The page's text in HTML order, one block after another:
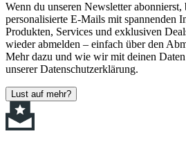
Wenn du unseren Newsletter
personalisierte E-Mails mit spannenden
Produkten, Services und exklusiven
wieder abmelden – einfach über den
Mehr dazu und wie wir mit deinen
unserer Datenschutzerklärung.
Lust auf mehr?